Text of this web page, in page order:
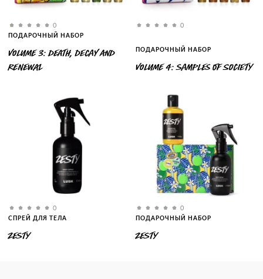
0
ПОДАРОЧНЫЙ НАБОР
VOLUME 3: DEATH, DECAY AND
RENEWAL
0
ПОДАРОЧНЫЙ НАБОР
VOLUME 4: SAMPLES OF SOCIETY
0
СПРЕЙ ДЛЯ ТЕЛА
ZESTY
0
ПОДАРОЧНЫЙ НАБОР
ZESTY